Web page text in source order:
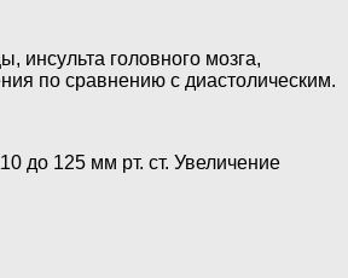
инсульта головного мозга,
по сравнению с диастолическим.
до 125 мм рт. ст. Увеличение